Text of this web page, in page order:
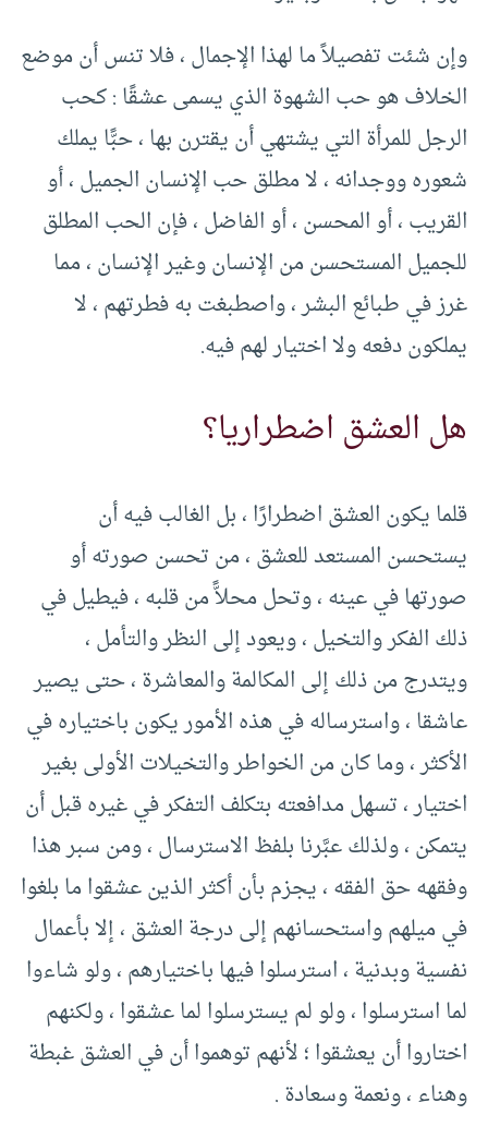
وإن شئت تفصيلاً ما لهذا الإجمال ، فلا تنس أن موضع
الخلاف هو حب الشهوة الذي يسمى عشقًا : كحب
الرجل للمرأة التي يشتهي أن يقترن بها ، حبًّا يملك
شعوره ووجدانه ، لا مطلق حب الإنسان الجميل ، أو
القريب ، أو المحسن ، أو الفاضل ، فإن الحب المطلق
للجميل المستحسن من الإنسان وغير الإنسان ، مما
غرز في طبائع البشر ، واصطبغت به فطرتهم ، لا
يملكون دفعه ولا اختيار لهم فيه.
هل العشق اضطراريا؟
قلما يكون العشق اضطرارًا ، بل الغالب فيه أن
يستحسن المستعد للعشق ، من تحسن صورته أو
صورتها في عينه ، وتحل محلاًّ من قلبه ، فيطيل في
ذلك الفكر والتخيل ، ويعود إلى النظر والتأمل ،
ويتدرج من ذلك إلى المكالمة والمعاشرة ، حتى يصير
عاشقا ، واسترساله في هذه الأمور يكون باختياره في
الأكثر ، وما كان من الخواطر والتخيلات الأولى بغير
اختيار ، تسهل مدافعته بتكلف التفكر في غيره قبل أن
يتمكن ، ولذلك عبَّرنا بلفظ الاسترسال ، ومن سبر هذا
وفقهه حق الفقه ، يجزم بأن أكثر الذين عشقوا ما بلغوا
في ميلهم واستحسانهم إلى درجة العشق ، إلا بأعمال
نفسية وبدنية ، استرسلوا فيها باختيارهم ، ولو شاءوا
لما استرسلوا ، ولو لم يسترسلوا لما عشقوا ، ولكنهم
اختاروا أن يعشقوا ؛ لأنهم توهموا أن في العشق غبطة
وهناء ، ونعمة وسعادة .